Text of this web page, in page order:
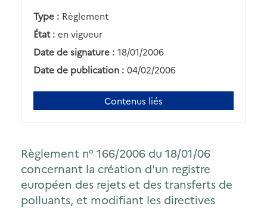
Type : Règlement
État : en vigueur
Date de signature : 18/01/2006
Date de publication : 04/02/2006
Contenus liés
Règlement n° 166/2006 du 18/01/06
concernant la création d'un registre
européen des rejets et des transferts de
polluants, et modifiant les directives